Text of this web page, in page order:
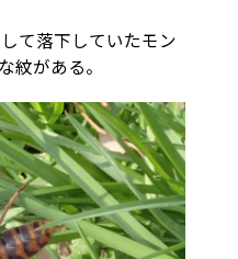
て落下していたモン
紋がある。